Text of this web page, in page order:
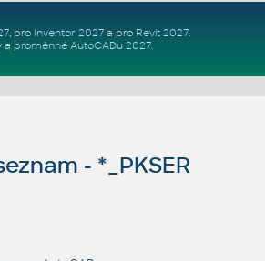
, pro Inventor 2027a pro Revit 2027.
a proměnné AutoCADu 2027.
- *_PKSER